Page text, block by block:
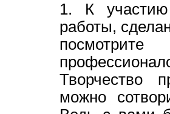
1. К участию
работы,
Творчество
можно